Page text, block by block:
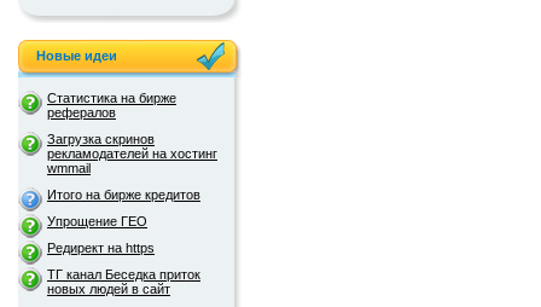
Новые идеи
Статистика на бирже
рефералов
Загрузка скринов
рекламодателей на хостинг
wmmail
Итого на бирже кредитов
Упрощение ГЕО
Редирект на https
ТГ канал Беседка приток
новых людей в сайт